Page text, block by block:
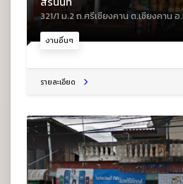
งานอื่นๆ
321/1 ม.2 ถ.ศรีเชียงคาน ต.เชียงคาน อ
รายละเอียด